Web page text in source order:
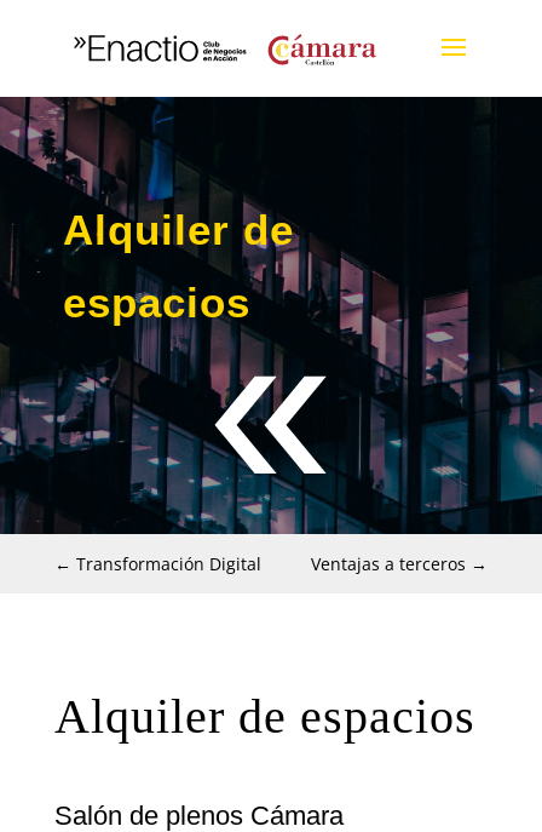
Alquiler de
espacios
← Transformación Digital Ventajas a terceros →
Alquiler de espacios
Salón de plenos Cámara